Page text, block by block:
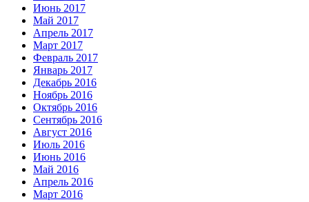
Июнь 2017
Май 2017
Апрель 2017
Март 2017
Февраль 2017
Январь 2017
Декабрь 2016
Ноябрь 2016
Октябрь 2016
Сентябрь 2016
Август 2016
Июль 2016
Июнь 2016
Май 2016
Апрель 2016
Март 2016